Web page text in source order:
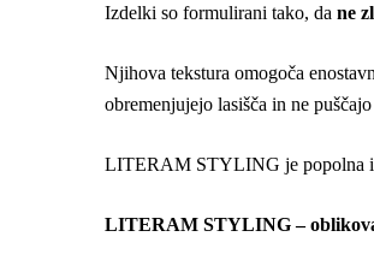
Izdelki so formulirani tako, da ne
Njihova tekstura omogoča
obremenjujejo lasišča in ne
LITERAM STYLING je popolna
LITERAM STYLING –